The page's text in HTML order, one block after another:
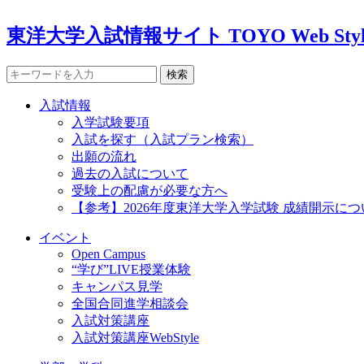
東洋大学入試情報サイト TOYO Web
検索
入試情報
入学試験要項
入試を探す（入試プラン検索）
出願の流れ
過去の入試について
受験上の配慮が必要な方へ
【参考】2026年度東洋大学入学試験 成績開示に
イベント
Open Campus
“学び”LIVE授業体験
キャンパス見学
全国合同進学相談会
入試対策講座
入試対策講座WebStyle